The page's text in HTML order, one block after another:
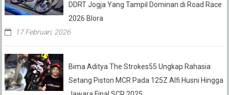
DDRT Jogja Yang Tampil Dominan di Road Race
2026 Blora
17 Februari, 2026
Bima Aditya The Strokes55 Ungkap Rahasia
Setang Piston MCR Pada 125Z Alfi Husni Hingga